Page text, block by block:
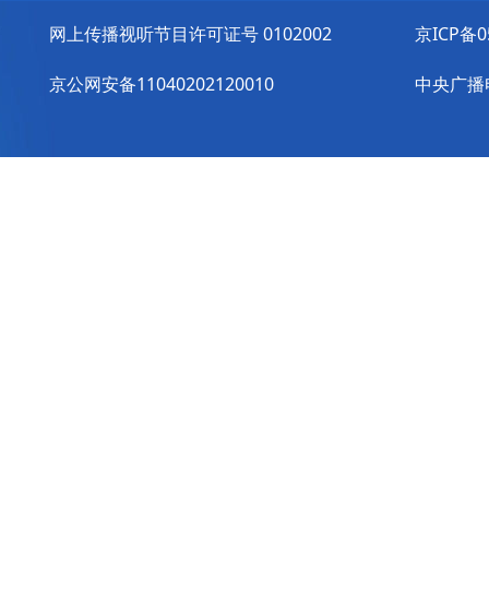
网上传播视听节目许可证号 0102002
京公网安备11040202120010
京ICP备
中央广